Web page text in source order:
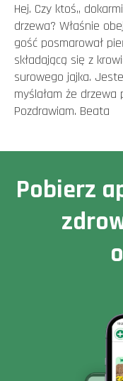
Hej. Czy ktoś,,
drzewa? Właśnie
gość posmarował
składającą się z
surowego jajka.
myślałam że drzewa
Pozdrawiam. Beata
Pobierz